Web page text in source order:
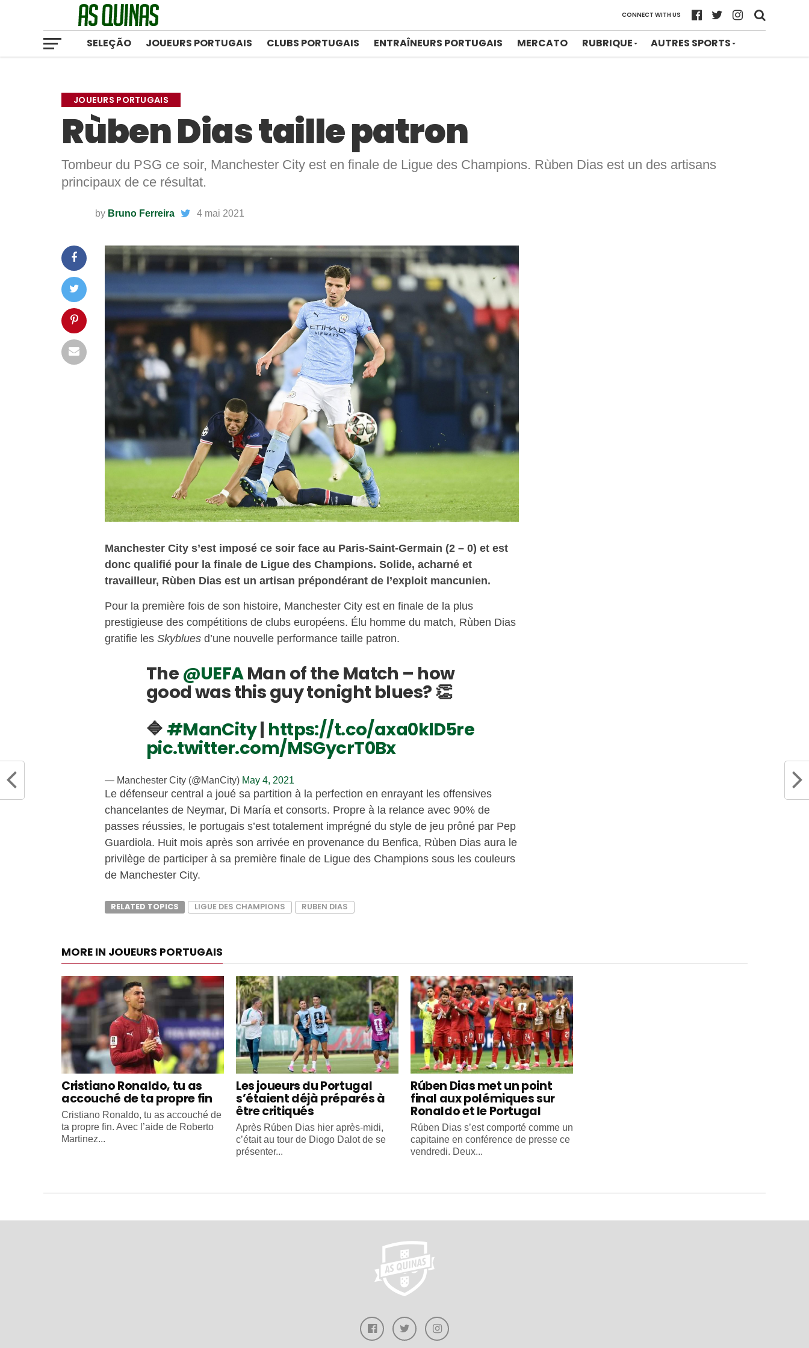
CONNECT WITH US
SELEÇÃO JOUEURS PORTUGAIS CLUBS PORTUGAIS ENTRAÎNEURS PORTUGAIS MERCATO RUBRIQUE AUTRES SPORTS
JOUEURS PORTUGAIS
Rùben Dias taille patron
Tombeur du PSG ce soir, Manchester City est en finale de Ligue des Champions. Rùben Dias est un des artisans
principaux de ce résultat.
by Bruno Ferreira 4 mai 2021
Manchester City s’est imposé ce soir face au Paris-Saint-Germain (2 – 0) et est
donc qualifié pour la finale de Ligue des Champions. Solide, acharné et
travailleur, Rùben Dias est un artisan prépondérant de l’exploit mancunien.
Pour la première fois de son histoire, Manchester City est en finale de la plus
prestigieuse des compétitions de clubs européens. Élu homme du match, Rùben Dias
gratifie les Skyblues d’une nouvelle performance taille patron.
The @UEFAMan of the Match – how
good was this guy tonight blues? 👏
🔷 #ManCity| https://t.co/axa0klD5re
pic.twitter.com/MSGycrT0Bx
— Manchester City (@ManCity) May 4, 2021
Le défenseur central a joué sa partition à la perfection en enrayant les offensives
chancelantes de Neymar, Di María et consorts. Propre à la relance avec 90% de
passes réussies, le portugais s’est totalement imprégné du style de jeu prôné par Pep
Guardiola. Huit mois après son arrivée en provenance du Benfica, Rùben Dias aura le
privilège de participer à sa première finale de Ligue des Champions sous les couleurs
de Manchester City.
RELATED TOPICS LIGUE DES CHAMPIONS RUBEN DIAS
MORE IN JOUEURS PORTUGAIS
Cristiano Ronaldo, tu as
accouché de ta propre fin
Cristiano Ronaldo, tu as accouché de
ta propre fin. Avec l’aide de Roberto
Martinez...
Les joueurs du Portugal
s’étaient déjà préparés à
être critiqués
Après Rúben Dias hier après-midi,
c’était au tour de Diogo Dalot de se
présenter...
Rúben Dias met un point
final aux polémiques sur
Ronaldo et le Portugal
Rúben Dias s’est comporté comme un
capitaine en conférence de presse ce
vendredi. Deux...